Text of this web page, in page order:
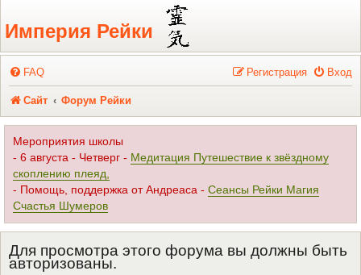
Регистрация
Империя Рейки
FAQ Вход
Регистрация
Сайт Форум Рейки
Мероприятия школы
- 6 августа - Четверг - Медитация Путешествие к звёздному
скоплению плеяд,
- Помощь, поддержка от Андреаса - Сеансы Рейки Магия
Счастья Шумеров
Для просмотра этого форума вы должны быть
авторизованы.